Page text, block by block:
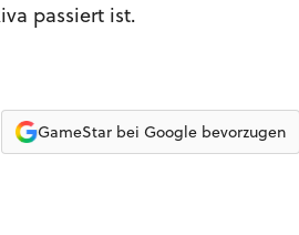
passiert ist.
GameStar bei Google bevorzugen